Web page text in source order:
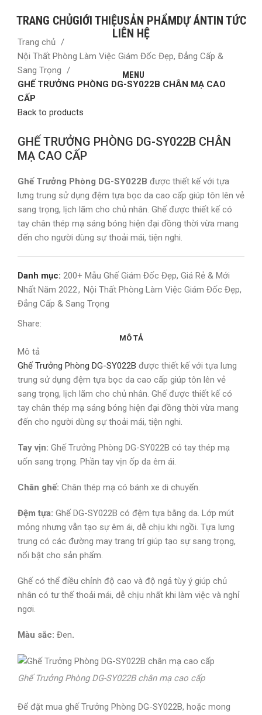
TRANG CHỦGIỚI THIỆUSẢN PHẨMDỰ ÁNTIN TỨC
LIÊN HỆ
MENU
Trang chủ
Nội Thất Phòng Làm Việc Giám Đốc Đẹp, Đẳng Cấp &
Sang Trọng
GHẾ TRƯỞNG PHÒNG DG-SY022B CHÂN MẠ CAO
CẤP
Back to products
GHẾ TRƯỞNG PHÒNG DG-SY022B CHÂN
MẠ CAO CẤP
Ghế Trưởng Phòng DG-SY022B được thiết kế với tựa
lưng trung sử dụng đệm tựa bọc da cao cấp giúp tôn lên vẻ
sang trọng, lịch lãm cho chủ nhân. Ghế được thiết kế có
tay chân thép mạ sáng bóng hiện đại đồng thời vừa mang
đến cho người dùng sự thoải mái, tiện nghi.
Danh mục: 200+ Mẫu Ghế Giám Đốc Đẹp, Giá Rẻ & Mới
Nhất Năm 2022, Nội Thất Phòng Làm Việc Giám Đốc Đẹp,
Đẳng Cấp & Sang Trọng
Share:
MÔ TẢ
Mô tả
Ghế Trưởng Phòng DG-SY022B được thiết kế với tựa lưng
trung sử dụng đệm tựa bọc da cao cấp giúp tôn lên vẻ
sang trọng, lịch lãm cho chủ nhân. Ghế được thiết kế có
tay chân thép mạ sáng bóng hiện đại đồng thời vừa mang
đến cho người dùng sự thoải mái, tiện nghi.
Tay vịn: Ghế Trưởng Phòng DG-SY022B có tay thép mạ
uốn sang trọng. Phần tay vịn ốp da êm ái.
Chân ghế: Chân thép mạ có bánh xe di chuyển.
Đệm tựa: Ghế DG-SY022B có đệm tựa bằng da. Lớp mút
mỏng nhưng vẫn tạo sự êm ái, dễ chịu khi ngồi. Tựa lưng
trung có các đường may trang trí giúp tạo sự sang trọng,
nổi bật cho sản phẩm.
Ghế có thể điều chỉnh độ cao và độ ngả tùy ý giúp chủ
nhân có tư thế thoải mái, dễ chịu nhất khi làm việc và nghỉ
ngơi.
Màu sắc: Đen.
Ghế Trưởng Phòng DG-SY022B chân mạ cao cấp
Để đặt mua ghế Trưởng Phòng DG-SY022B, hoặc mong